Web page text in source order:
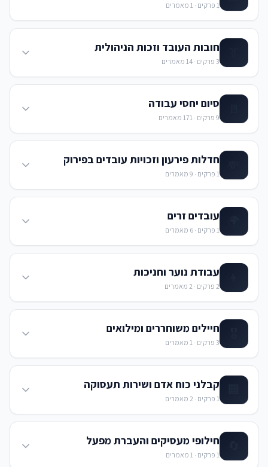
1 פרקים · 1 מאמרים
חובות העובד וזכות הניהולית
3 פרקים · 14 מאמרים
סיום יחסי עבודה
9 פרקים · 171 מאמרים
חדלות פירעון וזכויות עובדים בפירוק
1 פרקים · 9 מאמרים
עובדים זרים
1 פרקים · 6 מאמרים
עבודת נוער וחניכות
2 פרקים · 2 מאמרים
חיילים משוחררים ומילואים
3 פרקים · 1 מאמרים
קבלני כוח אדם ושירות תעסוקה
1 פרקים · 2 מאמרים
חילופי מעסיקים והעברת מפעל
1 פרקים · 1 מאמרים